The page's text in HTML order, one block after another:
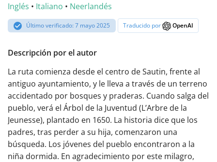
Inglés • Italiano • Neerlandés
Último verificado: 7 mayo 2025 Traducido por OpenAI
Descripción por el autor
La ruta comienza desde el centro de Sautin, frente al
antiguo ayuntamiento, y le lleva a través de un terreno
accidentado por bosques y praderas. Cuando salga del
pueblo, verá el Árbol de la Juventud (L’Arbre de la
Jeunesse), plantado en 1650. La historia dice que los
padres, tras perder a su hija, comenzaron una
búsqueda. Los jóvenes del pueblo encontraron a la
niña dormida. En agradecimiento por este milagro,